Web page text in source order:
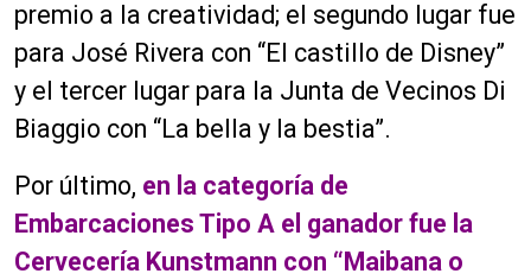
premio a la creatividad; el segundo lugar fue
para José Rivera con “El castillo de Disney”
y el tercer lugar para la Junta de Vecinos Di
Biaggio con “La bella y la bestia”.
Por último, en la categoría de
Embarcaciones Tipo A el ganador fue la
Cervecería Kunstmann con “Maibana o